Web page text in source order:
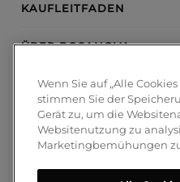
KAUFLEITFADEN
ÜBER BOSANOVA
INSPIRATION
ZAHLUNGSMETHODEN
Wenn Sie auf „Alle
stimmen Sie der
Gerät zu, um die
Websitenutzung zu
Marketingbemühungen